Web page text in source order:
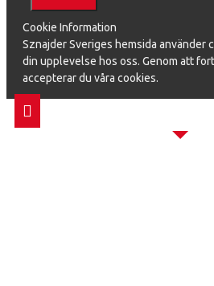
Cookie Information
Sznajder Sveriges hemsida använder
din upplevelse hos oss. Genom att
accepterar du våra cookies.